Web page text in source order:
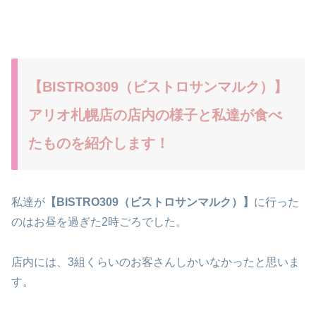
【BISTRO309（ビストロサンマルク）】
アリオ札幌店の店内の様子と私達が食べ
たものを紹介します！
私達が 【BISTRO309（ビストロサンマルク）】 に行った
のはお昼を過ぎた2時ごろでした。
店内には、3組くらいのお客さんしかいなかったと思いま
す。